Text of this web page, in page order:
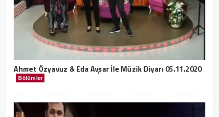
Ahmet Özyavuz & Eda Avşar İle Müzik Diyarı 05.11.2020
Bölümler